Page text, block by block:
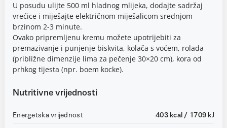
U posudu ulijte 500 ml hladnog mlijeka, dodajte sadržaj
vrećice i miješajte električnom miješalicom srednjom
brzinom 2-3 minute.
Ovako pripremljenu kremu možete upotrijebiti za
premazivanje i punjenje biskvita, kolača s voćem, rolada
(približne dimenzije lima za pečenje 30×20 cm), kora od
prhkog tijesta (npr. boem kocke).
Nutritivne vrijednosti
Energetska vrijednost 403 kcal / 1709 kJ